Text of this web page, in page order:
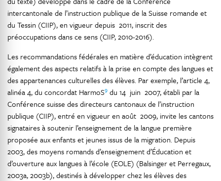
intercantonale de l’instruction publique de la Suisse romande et
du Tessin (CIIP), en vigueur depuis 2011, inscrit des
préoccupations dans ce sens (CIIP, 2010-2016).
Les recommandations fédérales en matière d’éducation intègrent
également des aspects relatifs à la prise en compte des langues et
des appartenances culturelles des élèves. Par exemple, l’article 4,
alinéa 4, du concordat HarmoS9 du 14 juin 2007, établi par la
Conférence suisse des directeurs cantonaux de l’instruction
publique (CIIP), entré en vigueur en août 2009, invite les cantons
signataires à soutenir l’enseignement de la langue première
proposée aux enfants et jeunes issus de la migration. Depuis
2003, des moyens romands d’enseignement d’Éducation et
d’ouverture aux langues à l’école (EOLE) (Balsinger et Perregaux,
2003a, 2003b), destinés à développer chez les élèves des